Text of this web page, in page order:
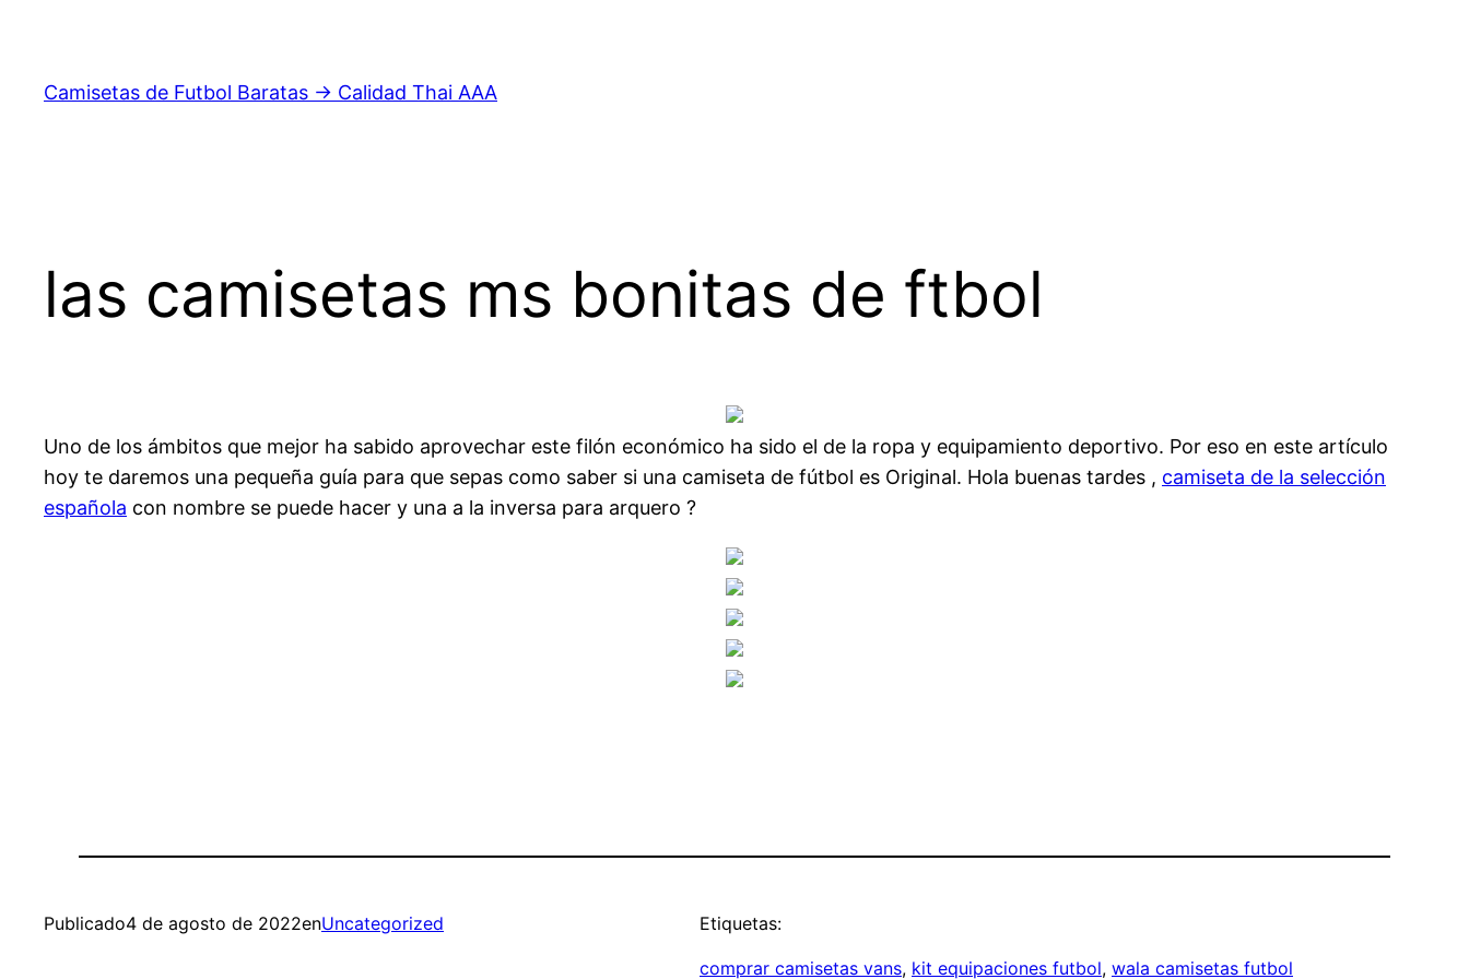
contenido
Camisetas de Futbol Baratas → Calidad Thai AAA
las camisetas ms bonitas de ftbol
Uno de los ámbitos que mejor ha sabido aprovechar este filón económico ha sido el de la ropa y equipamiento deportivo. Por eso en este artículo
hoy te daremos una pequeña guía para que sepas como saber si una camiseta de fútbol es Original. Hola buenas tardes , camiseta de la selección
española con nombre se puede hacer y una a la inversa para arquero ?
Publicado4 de agosto de 2022enUncategorized Etiquetas:
comprar camisetas vans, kit equipaciones futbol, wala camisetas futbol